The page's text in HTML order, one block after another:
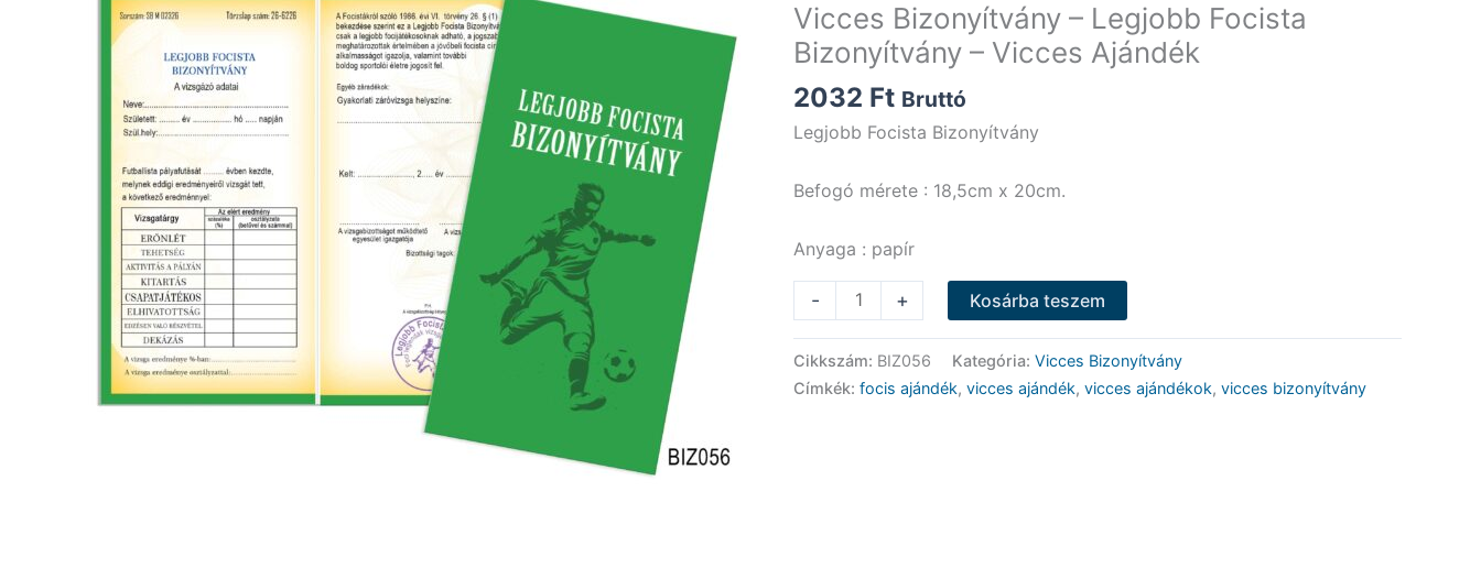
Vicces Bizonyítvány – Legjobb Focista
Bizonyítvány – Vicces Ajándék
2032 Ft Bruttó
Legjobb Focista Bizonyítvány
Befogó mérete : 18,5cm x 20cm.
Anyaga : papír
-
Bizonyítvány
+ Kosárba teszem
Cikkszám: BIZ056 Kategória: Vicces Bizonyítvány
Címkék: focis ajándék, vicces ajándék, vicces ajándékok, vicces bizonyítvány